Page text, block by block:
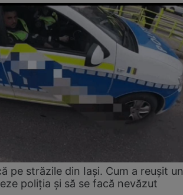
pe străzile din Iași. Cum a reușit un
poliția și să se facă nevăzut